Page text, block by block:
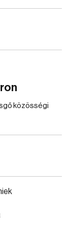
közösségi